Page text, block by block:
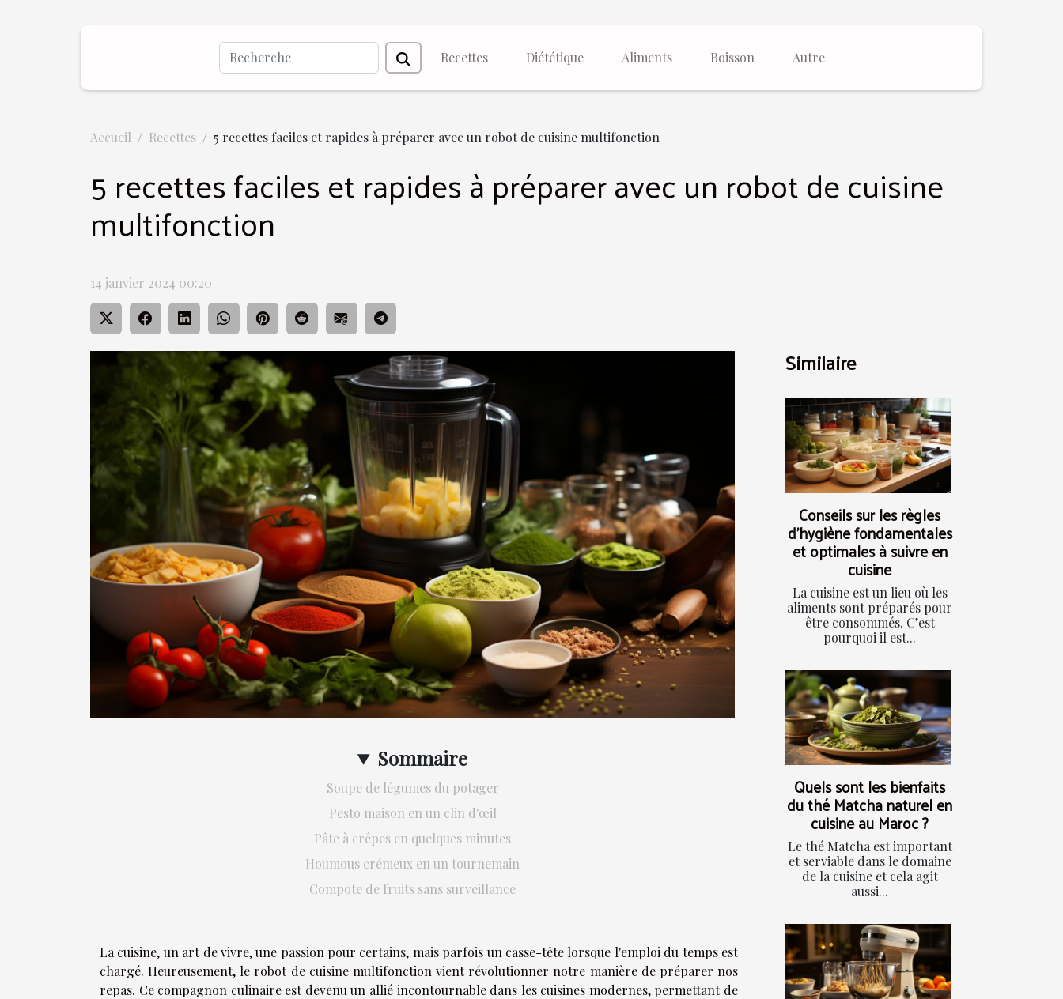
Recettes Diététique Aliments Boisson Autre
Accueil Recettes 5 recettes faciles et rapides à préparer avec un robot de cuisine multifonction
5 recettes faciles et rapides à préparer avec un robot de cuisine
multifonction
14 janvier 2024 00:20
Sommaire
Soupe de légumes du potager
Pesto maison en un clin d'œil
Pâte à crêpes en quelques minutes
Houmous crémeux en un tournemain
Compote de fruits sans surveillance
La cuisine, un art de vivre, une passion pour certains, mais parfois un casse-tête lorsque l'emploi du temps est
chargé. Heureusement, le robot de cuisine multifonction vient révolutionner notre manière de préparer nos
repas. Ce compagnon culinaire est devenu un allié incontournable dans les cuisines modernes, permettant de
Similaire
Conseils sur les règles
d’hygiène fondamentales
et optimales à suivre en
cuisine
La cuisine est un lieu où les
aliments sont préparés pour
être consommés. C’est
pourquoi il est...
Quels sont les bienfaits
du thé Matcha naturel en
cuisine au Maroc ?
Le thé Matcha est important
et serviable dans le domaine
de la cuisine et cela agit
aussi...